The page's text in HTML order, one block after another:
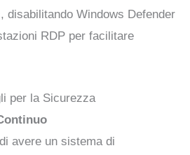
disabilitando Windows Defender
RDP per facilitare
per la Sicurezza
avere un sistema di